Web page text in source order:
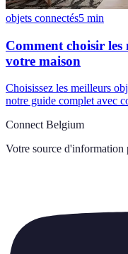
objets connectés5 min
Comment choisir les
votre maison
Choisissez les meilleurs
notre guide complet avec
Connect Belgium
Votre source d'information